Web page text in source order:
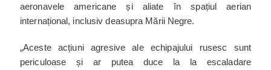
aeronavele americane și aliate în spațiul aerian
internațional, inclusiv deasupra Mării Negre.
„Aceste acțiuni agresive ale echipajului rusesc sunt
periculoase și ar putea duce la la escaladare